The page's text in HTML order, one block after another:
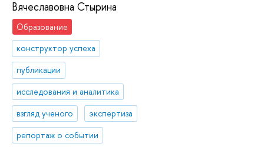
Вячеславовна Стырина
Образование
конструктор успеха
публикации
исследования и аналитика
взгляд ученого
экспертиза
репортаж о событии